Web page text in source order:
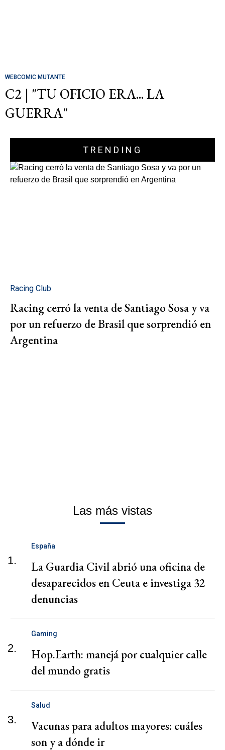
WEBCOMIC MUTANTE
C2 | "TU OFICIO ERA... LA
GUERRA"
TRENDING
Racing Club
Racing cerró la venta de Santiago Sosa y va
por un refuerzo de Brasil que sorprendió en
Argentina
Las más vistas
1.
España
La Guardia Civil abrió una oficina de
desaparecidos en Ceuta e investiga 32
denuncias
2.
Gaming
Hop.Earth: manejá por cualquier calle
del mundo gratis
3.
Salud
Vacunas para adultos mayores: cuáles
son y a dónde ir